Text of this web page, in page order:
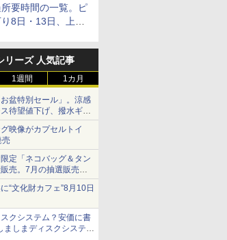
要時間の一覧。ピ
8日・13日、上り
ーズ 人気記事
1週間 1カ月
盆特別セール」。涼感
待望値下げ、撥水ギア
映像がカプセルトイ
売
定「ネコバッグ＆タン
売。7月の抽選販売の
“文化財カフェ”8月10日
クシステム？安価に書
ましまディスクシステ